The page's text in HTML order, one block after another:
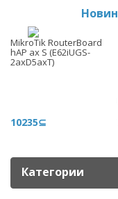
Наш адрес
График
Пн-пт - 9.00-18.00
+996 770 710 040
+996 755 710 050
Данил
+996 775 710 060
MikroTik RouterBoard
hAP ax S (E62iUGS-
2axD5axT)
10235⊆
Категории